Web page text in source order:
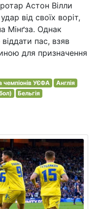
Астон Вілли
від своїх воріт,
Мінґза. Однак
пас, взяв
для призначення
чемпіонів УЄФА
Англія
Бельгія